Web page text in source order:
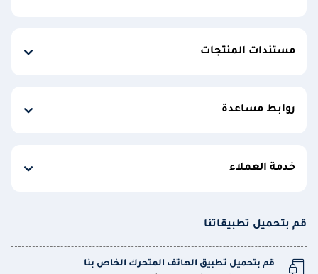
مستندات المنتجات
روابط مساعدة
خدمة العملاء
قم بتحميل تطبيقاتنا
قم بتحميل تطبيق الهاتف المتحرك الخاص بنا